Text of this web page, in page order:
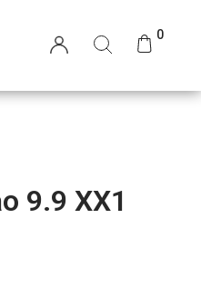
0
9.9 XX1